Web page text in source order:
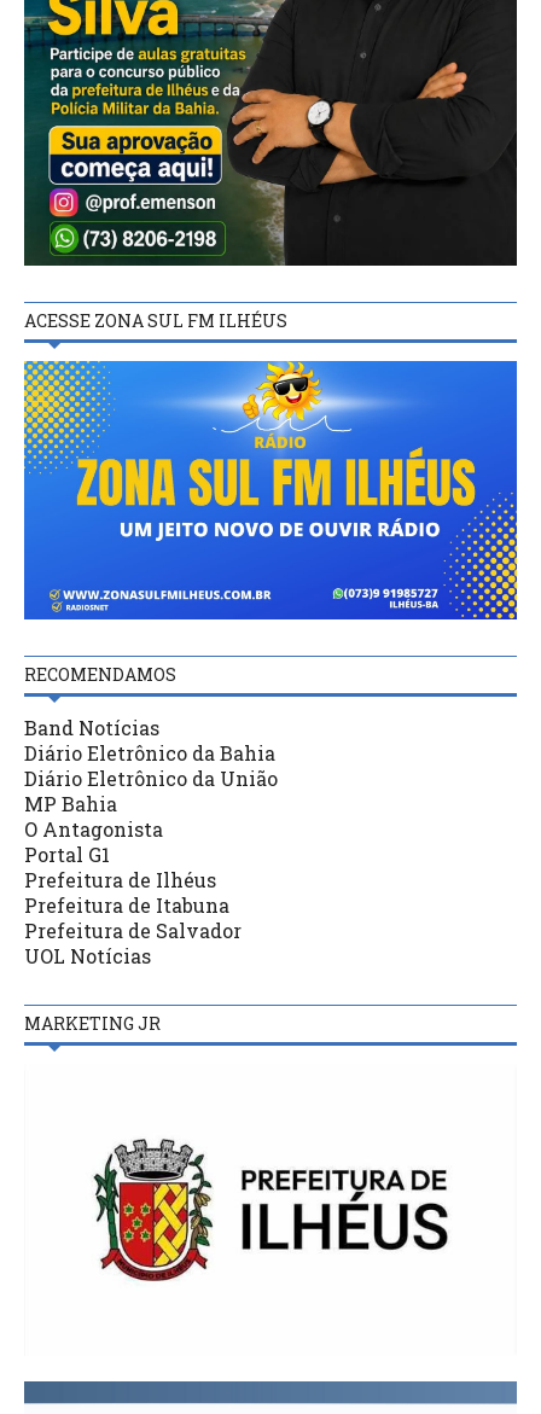
ACESSE ZONA SUL FM ILHÉUS
RECOMENDAMOS
Band Notícias
Diário Eletrônico da Bahia
Diário Eletrônico da União
MP Bahia
O Antagonista
Portal G1
Prefeitura de Ilhéus
Prefeitura de Itabuna
Prefeitura de Salvador
UOL Notícias
MARKETING JR